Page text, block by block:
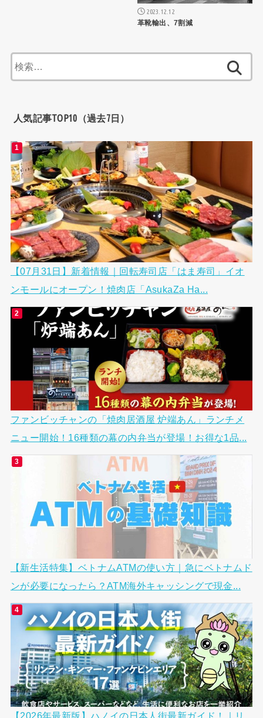
2023.12.12
革靴輸出、7割減
索:
人気記事TOP10（過去7日）
【07月31日】新着情報｜回転寿司店「はま寿司」イオ
ンモールにオープン！焼肉店「AsukaZa Ha...
ファンビッチャンの「焼肉居酒屋 炉端あん」ランチメ
ニュー開始！16種類の幕の内弁当が登場！お得な1品...
【新生活特集】ベトナムATMの使い方｜急にベトナムド
ンが必要になったら？ATM海外キャッシングで現金...
【2026年最新版】ハノイの日本人街最新ガイド！｜リ